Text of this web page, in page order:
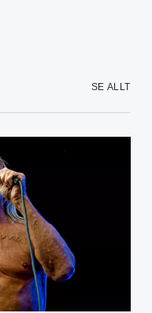
SE ALLT